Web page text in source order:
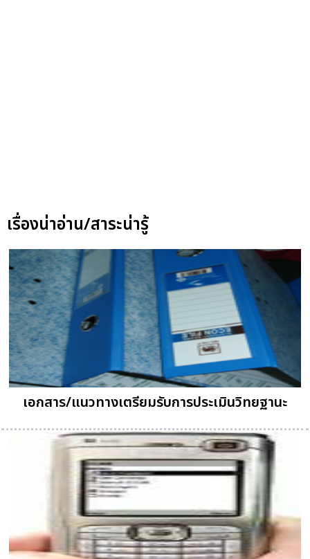
เรื่องน่าอ่าน/สาระน่ารู้
เอกสาร/แนวทางเตรียมรับการประเมินวิทยฐานะ